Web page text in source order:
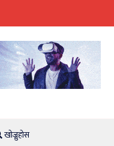
खोज्नुहोस